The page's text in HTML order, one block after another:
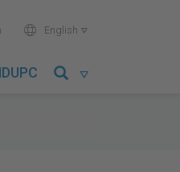
world English 
